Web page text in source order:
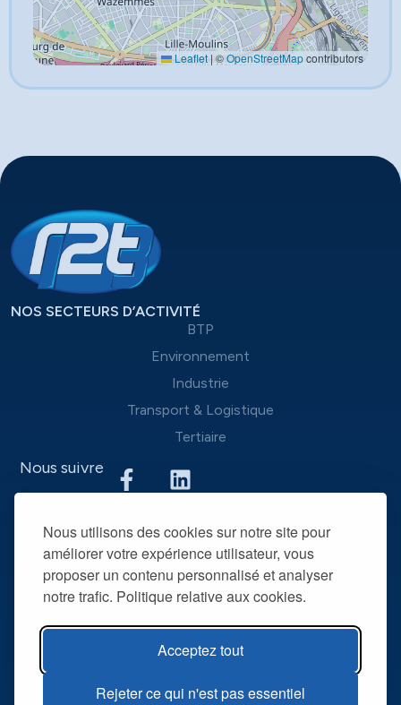
Nous utilisons des cookies sur notre site pour
améliorer votre expérience utilisateur, vous
proposer un contenu personnalisé et analyser
notre trafic. Politique relative aux cookies.
Acceptez tout
Rejeter ce qui n'est pas essentiel
Leaflet |©OpenStreetMapcontributors
NOS SECTEURS D’ACTIVITÉ
BTP
Environnement
Industrie
Transport & Logistique
Tertiaire
Nous suivre
accompagnons une équipe d’experts du recrutement et
des outils performants, afin de mieux répondre à leurs
spécificités et leurs attentes. La mise à disposition de
collaborateurs intérimaires qualifiés permet de devenir leur
partenaire RH privilégié dans la durée.
@ R2T 2025
Politique de confidentialité